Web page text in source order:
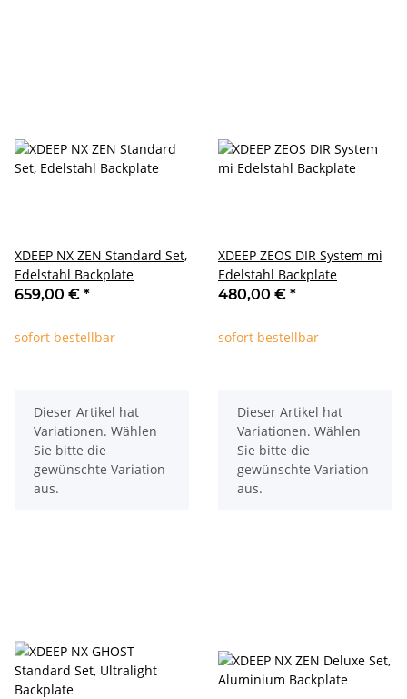
XDEEP NX ZEN Standard Set,
Edelstahl Backplate
659,00 € *
sofort bestellbar
x
Dieser Artikel hat
Variationen. Wählen
Sie bitte die
gewünschte Variation
aus.
XDEEP ZEOS DIR System mi
Edelstahl Backplate
480,00 € *
sofort bestellbar
x
Dieser Artikel hat
Variationen. Wählen
Sie bitte die
gewünschte Variation
aus.